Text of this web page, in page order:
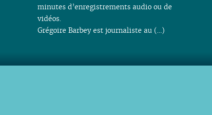
minutes d’enregistrements audio ou de
vidéos.
Grégoire Barbey est journaliste au (…)